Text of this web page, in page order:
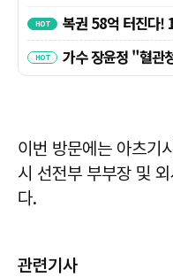
이번 방문에는 아츠기
시 선전부 부부장 및
다.
관련기사